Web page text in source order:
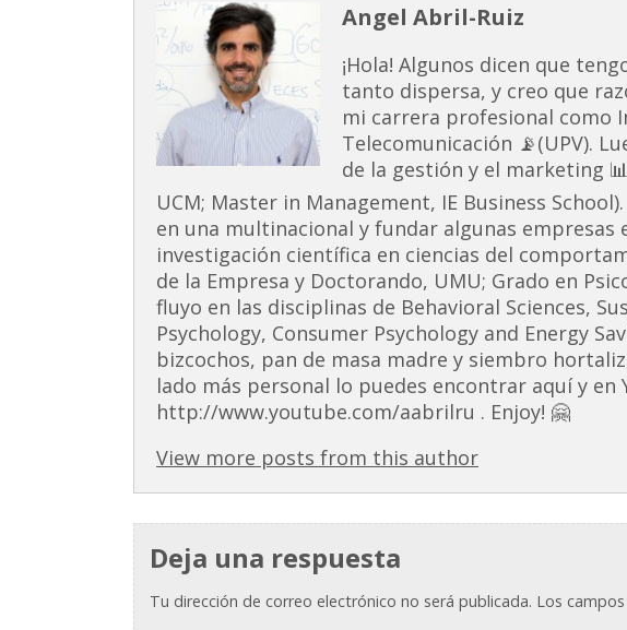
Angel Abril-Ruiz
¡Hola! Algunos dicen que
tanto dispersa, y creo que
mi carrera profesional como
Telecomunicación 📡(UPV).
de la gestión y el marketing
UCM; Master in Management, IE Business
en una multinacional y fundar algunas empresas
investigación científica en ciencias del
de la Empresa y Doctorando, UMU; Grado en
fluyo en las disciplinas de Behavioral Sciences,
Psychology, Consumer Psychology and Energy
bizcochos, pan de masa madre y siembro
lado más personal lo puedes encontrar aquí y en
http://www.youtube.com/aabrilru . Enjoy! 🤗
View more posts from this author
Deja una respuesta
Tu dirección de correo electrónico no será publicada. Los